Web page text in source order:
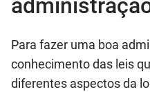
Para fazer uma boa
conhecimento das leis
diferentes aspectos da